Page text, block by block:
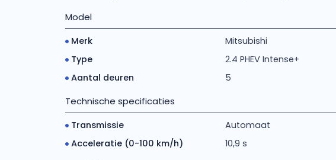
Model
Merk Mitsubishi
Type
2.4 PHEV Intense+
Aantal deuren
5
Technische specificaties
Transmissie Automaat
Acceleratie (0-100 km/h)
10,9 s